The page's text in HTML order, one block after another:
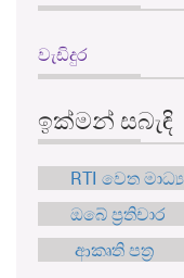
වැඩිදුර
ඉක්මන් සබැඳි
RTI වෙත
ඔබේ ප්‍රතිචාර
ආකෘති පත්‍ර